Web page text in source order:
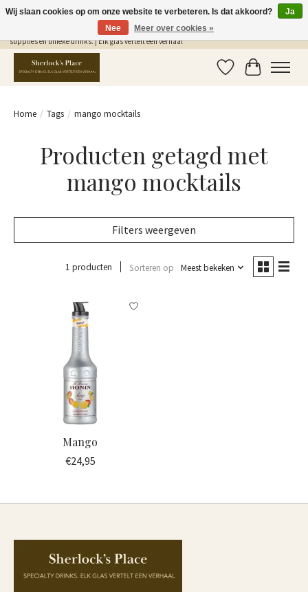
Gratis Verzending in NL vanaf €75,- | Sherlocks Place: dé plek voor MONIN siropen, bar
supplies en unieke drinks. | Elk glas vertelt een verhaal
Verlanglijst
Home / Tags / mango mocktails
Producten getagd met
mango mocktails
Filters weergeven
1 producten Sorteren op Meest bekeken
Mango
€24,95
Wij slaan cookies op om onze website te verbeteren. Is dat akkoord?
Ja
Nee
Meer over cookies »